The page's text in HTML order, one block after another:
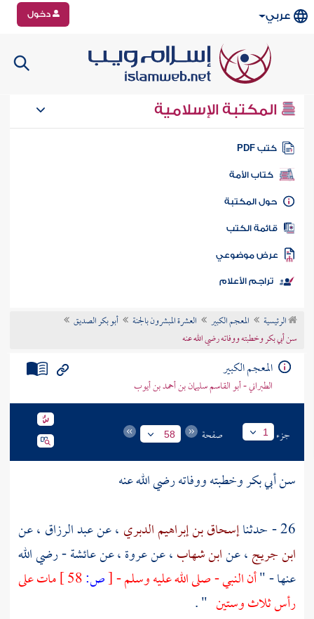
عربي دخول
المكتبة الإسلامية
كتب PDF
كتاب الأمة
المكتبة
الكتب
موضوعي
تراجم الأعلام
الرئيسية المعجم الكبير العشرة المبشرون بالجنة
أبو بكر الصديق
سن أبي بكر وخطبته ووفاته رضي الله عنه
المعجم الكبير
الطبراني - أبو القاسم سليمان بن أحمد بن أيوب
جزء 1 صفحة 58
سنأبي بكروخطبته ووفاته رضي الله عنه
26 - حدثنا
إسحاق بن إبراهيم الدبري ، عنعبد الرزاق ، عن
ابن جريج، عنابن شهاب، عنعروة، عن عائشة - رضي الله
عنها - "أن النبي - صلى الله عليه وسلم -[ص:
مات على
رأس ثلاث وستين " .